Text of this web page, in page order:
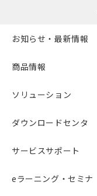
お知らせ・最新情報
商品情報
ソリューション
ダウンロードセンタ
サービスサポート
eラーニング・セミナ